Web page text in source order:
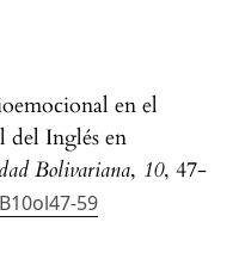
en el
del Inglés en
Bolivariana, 10, 47-
59